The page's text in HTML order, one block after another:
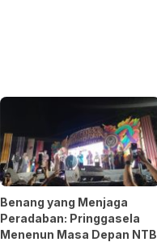
Benang yang Menjaga
Peradaban: Pringgasela
Menenun Masa Depan NTB